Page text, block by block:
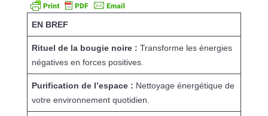
EN BREF
Rituel de la bougie noire : Transforme les énergies
négatives en forces positives.
Purification de l’espace : Nettoyage énergétique de
votre environnement quotidien.